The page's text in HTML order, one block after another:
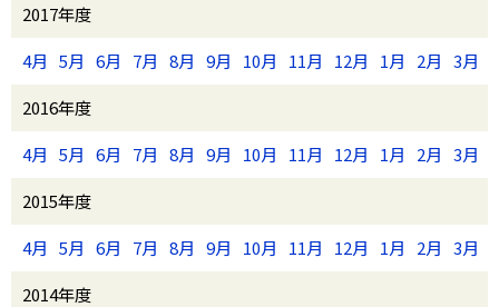
2017年度
4月 5月 6月 7月 8月 9月 10月 11月 12月 1月 2月 3月
2016年度
4月 5月 6月 7月 8月 9月 10月 11月 12月 1月 2月 3月
2015年度
4月 5月 6月 7月 8月 9月 10月 11月 12月 1月 2月 3月
2014年度